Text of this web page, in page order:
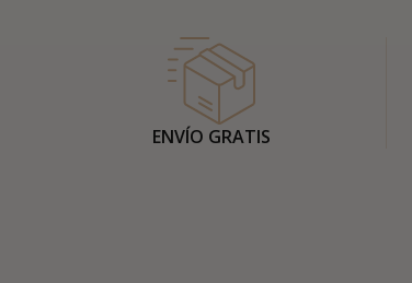
ENVÍO GRATIS